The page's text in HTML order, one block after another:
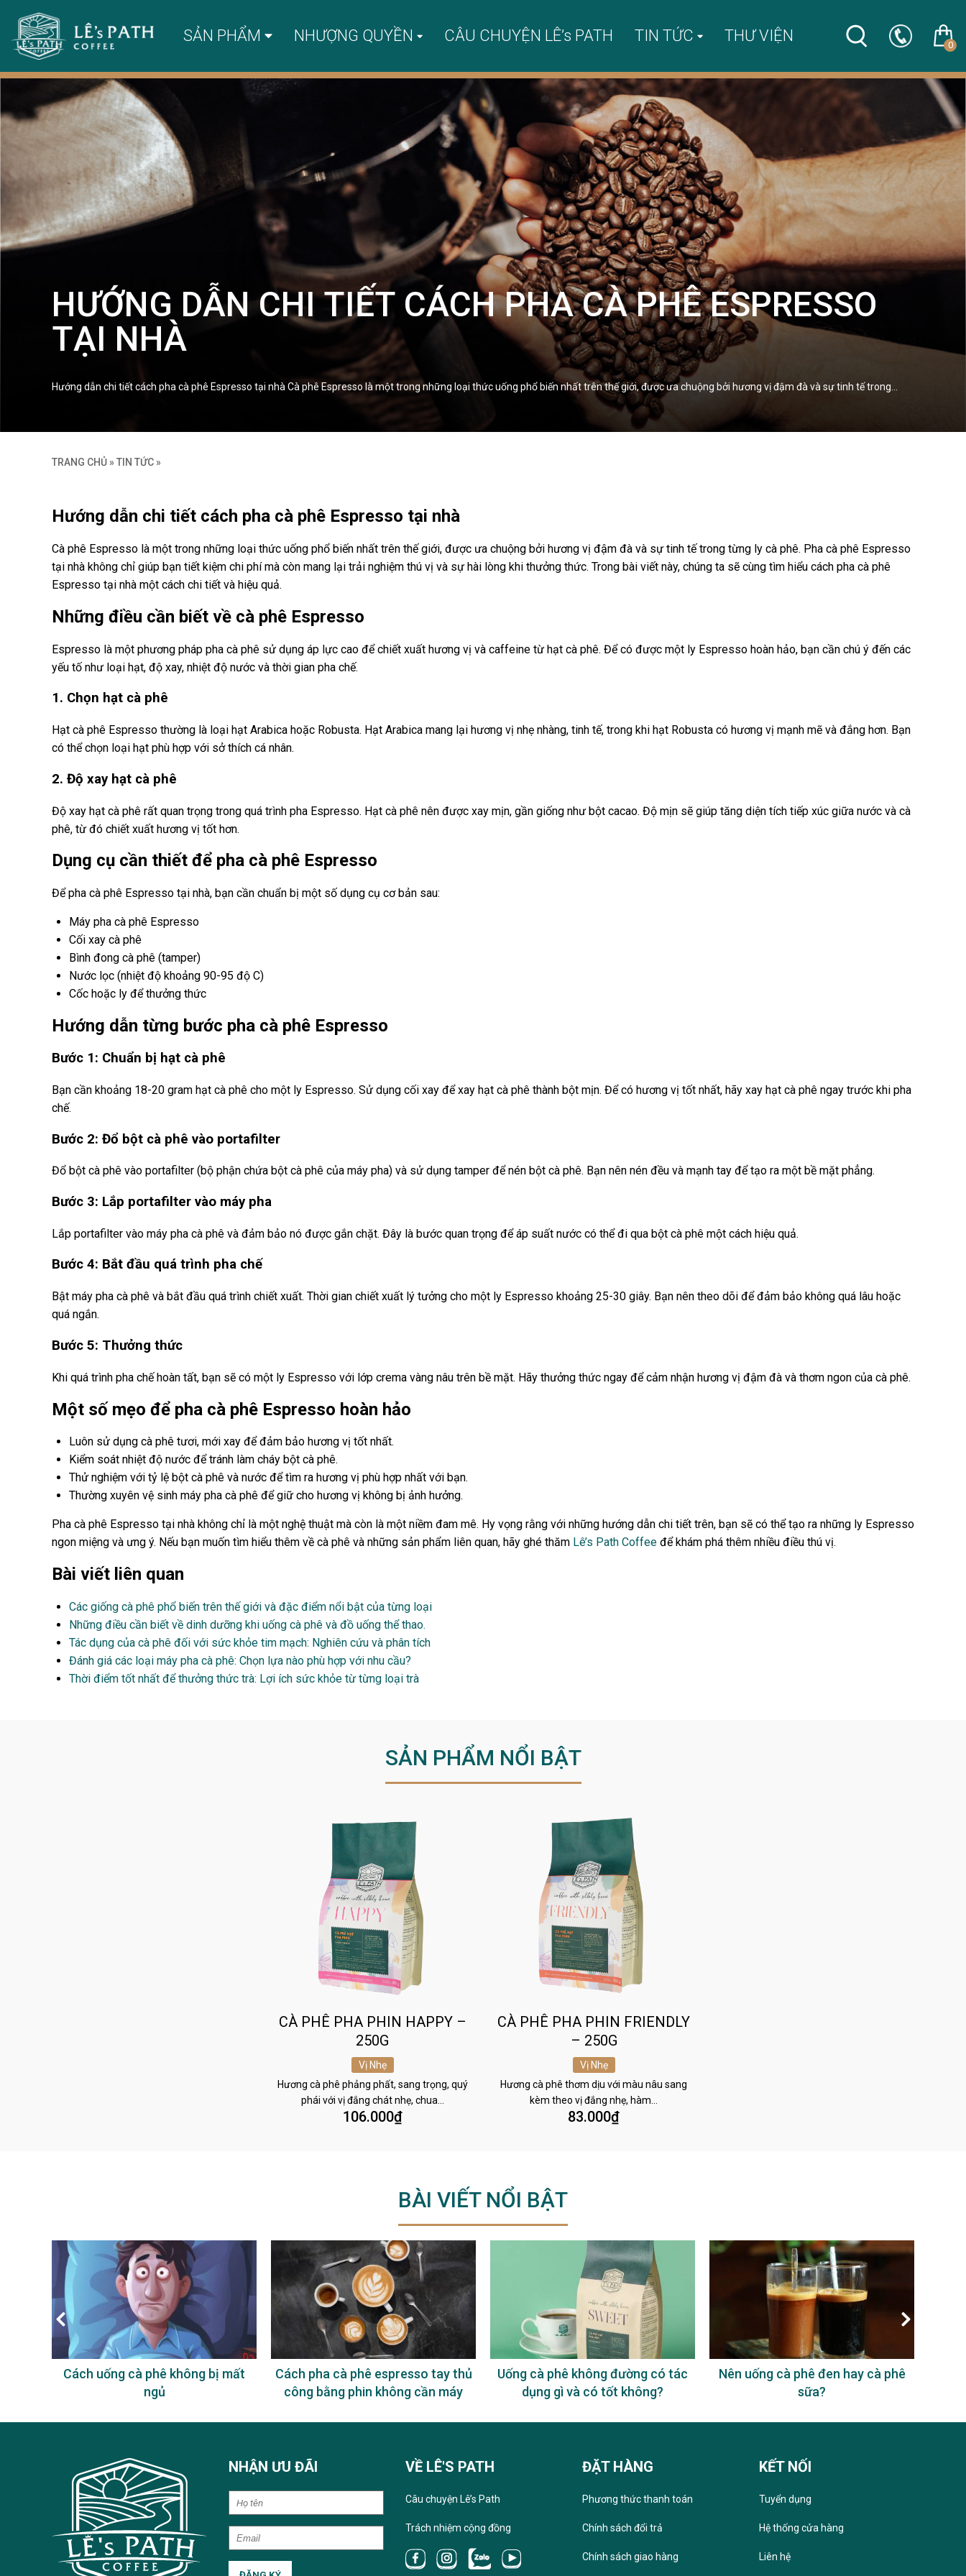
SẢN PHẨM NHƯỢNG QUYỀN CÂU CHUYỆN LÊ’s PATH TIN TỨC THƯ VIỆN 0
HƯỚNG DẪN CHI TIẾT CÁCH PHA CÀ PHÊ ESPRESSO
TẠI NHÀ
Hướng dẫn chi tiết cách pha cà phê Espresso tại nhà Cà phê Espresso là một trong những loại thức uống phổ biến nhất trên thế giới, được ưa chuộng bởi hương vị đậm đà và sự tinh tế trong…
TRANG CHỦ » TIN TỨC »
Hướng dẫn chi tiết cách pha cà phê Espresso tại nhà
Cà phê Espresso là một trong những loại thức uống phổ biến nhất trên thế giới, được ưa chuộng bởi hương vị đậm đà và sự tinh tế trong từng ly cà phê. Pha cà phê Espresso
tại nhà không chỉ giúp bạn tiết kiệm chi phí mà còn mang lại trải nghiệm thú vị và sự hài lòng khi thưởng thức. Trong bài viết này, chúng ta sẽ cùng tìm hiểu cách pha cà phê
Espresso tại nhà một cách chi tiết và hiệu quả.
Những điều cần biết về cà phê Espresso
Espresso là một phương pháp pha cà phê sử dụng áp lực cao để chiết xuất hương vị và caffeine từ hạt cà phê. Để có được một ly Espresso hoàn hảo, bạn cần chú ý đến các
yếu tố như loại hạt, độ xay, nhiệt độ nước và thời gian pha chế.
1. Chọn hạt cà phê
Hạt cà phê Espresso thường là loại hạt Arabica hoặc Robusta. Hạt Arabica mang lại hương vị nhẹ nhàng, tinh tế, trong khi hạt Robusta có hương vị mạnh mẽ và đắng hơn. Bạn
có thể chọn loại hạt phù hợp với sở thích cá nhân.
2. Độ xay hạt cà phê
Độ xay hạt cà phê rất quan trọng trong quá trình pha Espresso. Hạt cà phê nên được xay mịn, gần giống như bột cacao. Độ mịn sẽ giúp tăng diện tích tiếp xúc giữa nước và cà
phê, từ đó chiết xuất hương vị tốt hơn.
Dụng cụ cần thiết để pha cà phê Espresso
Để pha cà phê Espresso tại nhà, bạn cần chuẩn bị một số dụng cụ cơ bản sau:
Máy pha cà phê Espresso
Cối xay cà phê
Bình đong cà phê (tamper)
Nước lọc (nhiệt độ khoảng 90-95 độ C)
Cốc hoặc ly để thưởng thức
Hướng dẫn từng bước pha cà phê Espresso
Bước 1: Chuẩn bị hạt cà phê
Bạn cần khoảng 18-20 gram hạt cà phê cho một ly Espresso. Sử dụng cối xay để xay hạt cà phê thành bột mịn. Để có hương vị tốt nhất, hãy xay hạt cà phê ngay trước khi pha
chế.
Bước 2: Đổ bột cà phê vào portafilter
Đổ bột cà phê vào portafilter (bộ phận chứa bột cà phê của máy pha) và sử dụng tamper để nén bột cà phê. Bạn nên nén đều và mạnh tay để tạo ra một bề mặt phẳng.
Bước 3: Lắp portafilter vào máy pha
Lắp portafilter vào máy pha cà phê và đảm bảo nó được gắn chặt. Đây là bước quan trọng để áp suất nước có thể đi qua bột cà phê một cách hiệu quả.
Bước 4: Bắt đầu quá trình pha chế
Bật máy pha cà phê và bắt đầu quá trình chiết xuất. Thời gian chiết xuất lý tưởng cho một ly Espresso khoảng 25-30 giây. Bạn nên theo dõi để đảm bảo không quá lâu hoặc
quá ngắn.
Bước 5: Thưởng thức
Khi quá trình pha chế hoàn tất, bạn sẽ có một ly Espresso với lớp crema vàng nâu trên bề mặt. Hãy thưởng thức ngay để cảm nhận hương vị đậm đà và thơm ngon của cà phê.
Một số mẹo để pha cà phê Espresso hoàn hảo
Luôn sử dụng cà phê tươi, mới xay để đảm bảo hương vị tốt nhất.
Kiểm soát nhiệt độ nước để tránh làm cháy bột cà phê.
Thử nghiệm với tỷ lệ bột cà phê và nước để tìm ra hương vị phù hợp nhất với bạn.
Thường xuyên vệ sinh máy pha cà phê để giữ cho hương vị không bị ảnh hưởng.
Pha cà phê Espresso tại nhà không chỉ là một nghệ thuật mà còn là một niềm đam mê. Hy vọng rằng với những hướng dẫn chi tiết trên, bạn sẽ có thể tạo ra những ly Espresso
ngon miệng và ưng ý. Nếu bạn muốn tìm hiểu thêm về cà phê và những sản phẩm liên quan, hãy ghé thăm Lê’s Path Coffee để khám phá thêm nhiều điều thú vị.
Bài viết liên quan
Các giống cà phê phổ biến trên thế giới và đặc điểm nổi bật của từng loại
Những điều cần biết về dinh dưỡng khi uống cà phê và đồ uống thể thao.
Tác dụng của cà phê đối với sức khỏe tim mạch: Nghiên cứu và phân tích
Đánh giá các loại máy pha cà phê: Chọn lựa nào phù hợp với nhu cầu?
Thời điểm tốt nhất để thưởng thức trà: Lợi ích sức khỏe từ từng loại trà
SẢN PHẨM NỔI BẬT
CÀ PHÊ PHA PHIN HAPPY –
250G
Vị Nhẹ
Hương cà phê phảng phất, sang trọng, quý
phái với vị đắng chát nhẹ, chua…
106.000₫
CÀ PHÊ PHA PHIN FRIENDLY
– 250G
Vị Nhẹ
Hương cà phê thơm dịu với màu nâu sang
kèm theo vị đắng nhẹ, hàm…
83.000₫
BÀI VIẾT NỔI BẬT
Cách uống cà phê không bị mất
ngủ
Cách pha cà phê espresso tay thủ
công bằng phin không cần máy
Uống cà phê không đường có tác
dụng gì và có tốt không?
Nên uống cà phê đen hay cà phê
sữa?
NHẬN ƯU ĐÃI VỀ LÊ'S PATH
Câu chuyện Lê’s Path
Trách nhiệm cộng đồng
ĐẶT HÀNG
Phương thức thanh toán
Chính sách đổi trả
Chính sách giao hàng
KẾT NỐI
Tuyển dụng
Hệ thống cửa hàng
Liên hệ